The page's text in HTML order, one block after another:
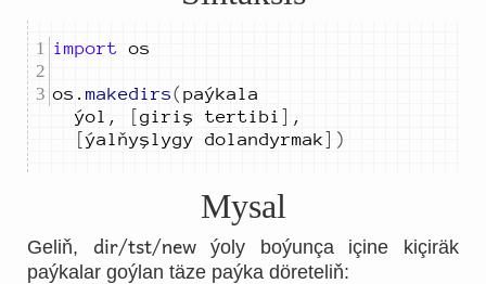
import
os . makedirs( paýkala
ýol , [giriş tertibi ] ,
[ýalňyşlygy dolandyrmak])
Mysal
Geliň, dir/tst/newýoly boýunça içine kiçiräk
paýkalar goýlan täze paýka döreteliň: